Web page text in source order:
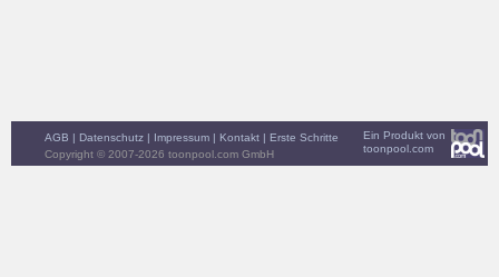
Ein Produkt von
toonpool.com
AGB | Datenschutz | Impressum | Kontakt | Erste Schritte
Copyright © 2007-2026 toonpool.com GmbH